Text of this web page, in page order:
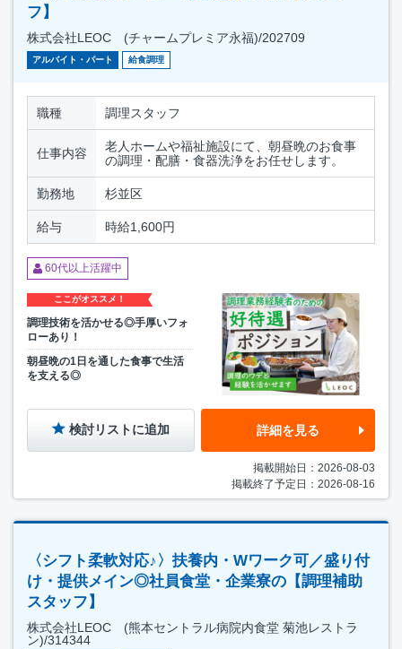
フ】
株式会社LEOC (チャームプレミア永福)/202709
アルバイト・パート 給食調理
職種 調理スタッフ
仕事内容
老人ホームや福祉施設にて、朝昼晩のお食事
の調理・配膳・食器洗浄をお任せします。
勤務地 杉並区
給与 時給1,600円
60代以上活躍中
ここがオススメ！
調理技術を活かせる◎手厚いフォ
ローあり！
朝昼晩の1日を通した食事で生活
を支える◎
検討リストに追加 詳細を見る
掲載開始日：2026-08-03
掲載終了予定日：2026-08-16
〈シフト柔軟対応♪〉扶養内・Wワーク可／盛り付
け・提供メイン◎社員食堂・企業寮の【調理補助
スタッフ】
株式会社LEOC (熊本セントラル病院内食堂 菊池レストラ
ン)/314344